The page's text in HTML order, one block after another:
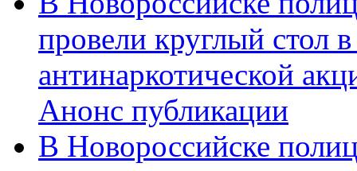
провели круглый стол
антинаркотической
Анонс публикации
В Новороссийске